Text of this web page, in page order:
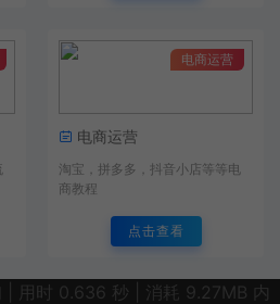
电商运营
电商运营
淘宝，拼多多，抖音小店等等电
商教程
点击查看
| 用时 0.636 秒 | 消耗 9.27MB 内